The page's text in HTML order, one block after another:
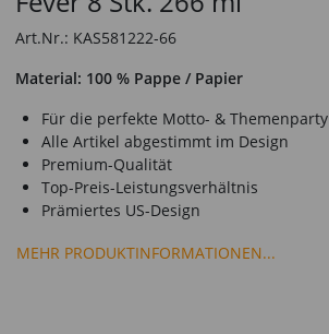
Art.Nr.: KAS581222-66
Material: 100 % Pappe / Papier
Für die perfekte Motto- & Themenparty
Alle Artikel abgestimmt im Design
Premium-Qualität
Top-Preis-Leistungsverhältnis
Prämiertes US-Design
MEHR PRODUKTINFORMATIONEN...